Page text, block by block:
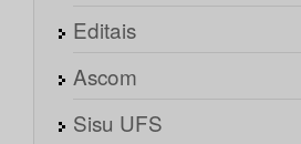
Editais
Ascom
Sisu UFS